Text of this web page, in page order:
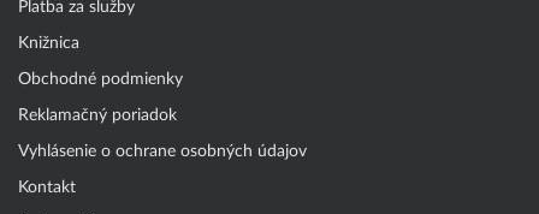
Platba za služby
Knižnica
Obchodné podmienky
Reklamačný poriadok
Vyhlásenie o ochrane osobných údajov
Kontakt